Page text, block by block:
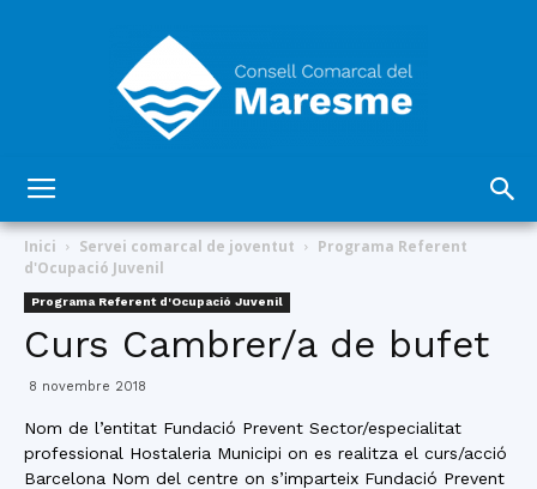
Comarcal
del
Inici Servei comarcal de joventut
Programa Referent
d'Ocupació Juvenil
Programa Referent d'Ocupació Juvenil
Curs Cambrer/a de bufet
8 novembre 2018
Nom de l’entitat Fundació Prevent Sector/especialitat
professional Hostaleria Municipi on es realitza el curs/acció
Barcelona Nom del centre on s’imparteix Fundació Prevent